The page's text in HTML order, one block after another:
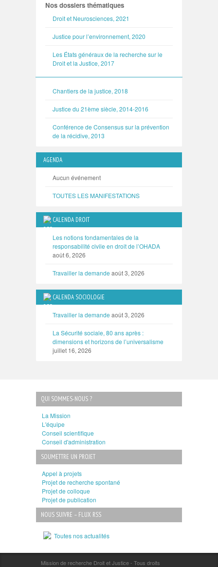
Nos dossiers thématiques
Droit et Neurosciences, 2021
Justice pour l’environnement, 2020
Les États généraux de la recherche sur le
Droit et la Justice, 2017
Chantiers de la justice, 2018
Justice du 21ème siècle, 2014-2016
Conférence de Consensus sur la prévention
de la récidive, 2013
AGENDA
Aucun événement
TOUTES LES MANIFESTATIONS
CALENDA DROIT
Les notions fondamentales de la
responsabilité civile en droit de l’OHADA
août 6, 2026
Travailler la demande août 3, 2026
CALENDA SOCIOLOGIE
Travailler la demande août 3, 2026
La Sécurité sociale, 80 ans après :
dimensions et horizons de l’universalisme
juillet 16, 2026
QUI SOMMES-NOUS ?
La Mission
L'équipe
Conseil scientifique
Conseil d'administration
SOUMETTRE UN PROJET
Appel à projets
Projet de recherche spontané
Projet de colloque
Projet de publication
NOUS SUIVRE – FLUX RSS
Toutes nos actualités
Mission de recherche Droit et Justice - Tous droits